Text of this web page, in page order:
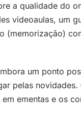
a qualidade do
videoaulas, um
(memorização)
um ponto
pelas
ementas e os